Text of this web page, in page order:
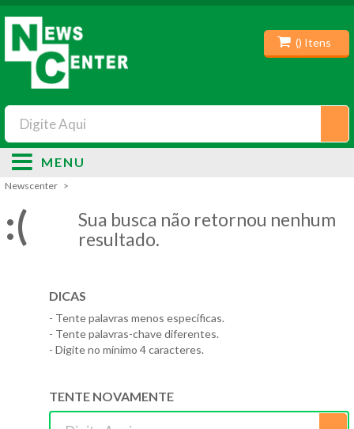
() Itens
MENU
Newscenter
:(
Sua busca não retornou nenhum
resultado.
DICAS
- Tente palavras menos específicas.
- Tente palavras-chave diferentes.
- Digite no mínimo 4 caracteres.
TENTE NOVAMENTE